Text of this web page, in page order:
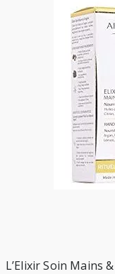
L’Elixir Soin Mains